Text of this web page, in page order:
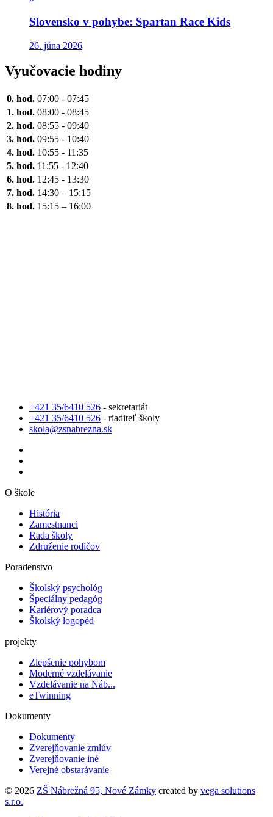
Slovensko v pohybe: Spartan Race Kids
26. júna 2026
Vyučovacie hodiny
0. hod. 07:00 - 07:45
1. hod. 08:00 - 08:45
2. hod. 08:55 - 09:40
3. hod. 09:55 - 10:40
4. hod. 10:55 - 11:35
5. hod. 11:55 - 12:40
6. hod. 12:45 - 13:30
7. hod. 14:30 – 15:15
8. hod. 15:15 – 16:00
+421 35/6410 526 - sekretariát
+421 35/6410 526 - riaditeľ školy
skola@zsnabrezna.sk
O škole
História
Zamestnanci
Rada školy
Združenie rodičov
Poradenstvo
Školský psychológ
Špeciálny pedagóg
Kariérový poradca
Školský logopéd
projekty
Zlepšenie pohybom
Moderné vzdelávanie
Vzdelávanie na Náb...
eTwinning
Dokumenty
Dokumenty
Zverejňovanie zmlúv
Zverejňovanie iné
Verejné obstarávanie
© 2026 ZŠ Nábrežná 95, Nové Zámky created by vega solutions
s.r.o.